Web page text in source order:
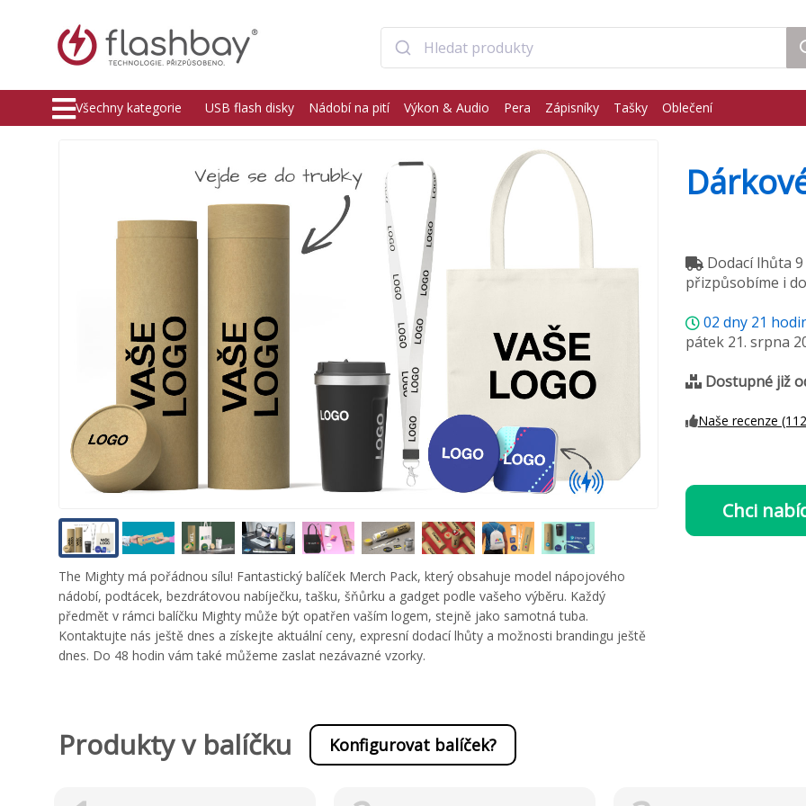
Všechny kategorie USB flash disky Nádobí na pití Výkon & Audio Pera Zápisníky Tašky Oblečení
The Mighty má pořádnou sílu! Fantastický balíček Merch Pack, který obsahuje model nápojového
nádobí, podtácek, bezdrátovou nabíječku, tašku, šňůrku a gadget podle vašeho výběru. Každý
předmět v rámci balíčku Mighty může být opatřen vaším logem, stejně jako samotná tuba.
Kontaktujte nás ještě dnes a získejte aktuální ceny, expresní dodací lhůty a možnosti brandingu ještě
dnes. Do 48 hodin vám také můžeme zaslat nezávazné vzorky.
Dodací lhůta 9
přizpůsobíme i
02 dny 21
pátek 21. srpna
Dostupné již
Naše recenze
Chci
Produkty v balíčku Konfigurovat balíček?